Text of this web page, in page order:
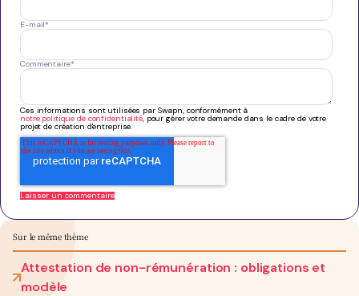
E-mail*
Commentaire*
Ces informations sont utilisées par Swapn, conformément à
notre politique de confidentialité, pour gérer votre demande dans le cadre de votre
projet de création d'entreprise.
Sur le même thème
Attestation de non-rémunération : obligations et
modèle